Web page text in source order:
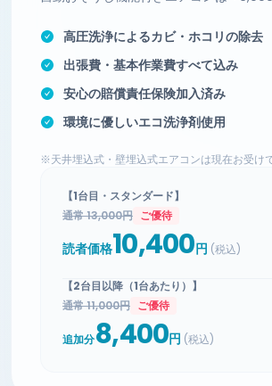
高圧洗浄によるカビ・ホコリの除去
出張費・基本作業費すべて込み
安心の賠償責任保険加入済み
環境に優しいエコ洗浄剤使用
※天井埋込式・壁埋込式エアコンは現在お受け
【1台目・スタンダード】
通常 13,000円 ご優待
読者価格10,400円 (税込)
【2台目以降（1台あたり）】
通常 11,000円 ご優待
追加分8,400円 (税込)